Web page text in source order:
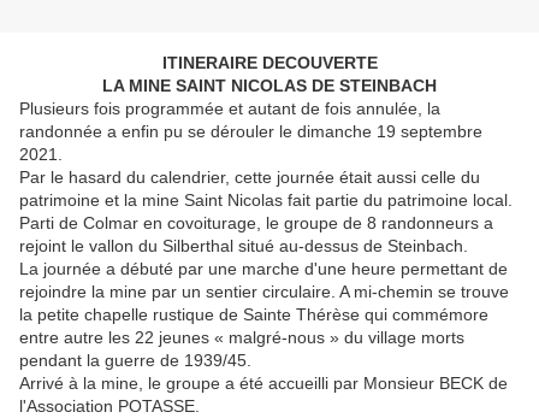
ITINERAIRE DECOUVERTE
LA MINE SAINT NICOLAS DE STEINBACH
Plusieurs fois programmée et autant de fois annulée, la
randonnée a enfin pu se dérouler le dimanche 19 septembre
2021.
Par le hasard du calendrier, cette journée était aussi celle du
patrimoine et la mine Saint Nicolas fait partie du patrimoine local.
Parti de Colmar en covoiturage, le groupe de 8 randonneurs a
rejoint le vallon du Silberthal situé au-dessus de Steinbach.
La journée a débuté par une marche d'une heure permettant de
rejoindre la mine par un sentier circulaire. A mi-chemin se trouve
la petite chapelle rustique de Sainte Thérèse qui commémore
entre autre les 22 jeunes « malgré-nous » du village morts
pendant la guerre de 1939/45.
Arrivé à la mine, le groupe a été accueilli par Monsieur BECK de
l'Association POTASSE.